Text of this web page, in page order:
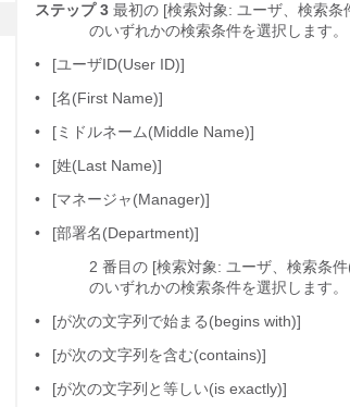
ステップ 3 最初の [検索対象: ユーザ、検索
のいずれかの検索条件を選択します。
•
[ユーザID(User ID)]
•
[名(First Name)]
•
[ミドルネーム(Middle Name)]
•
[姓(Last Name)]
•
[マネージャ(Manager)]
•
[部署名(Department)]
2 番目の [検索対象: ユーザ、検索条
のいずれかの検索条件を選択します。
•
[が次の文字列で始まる(begins with)]
•
[が次の文字列を含む(contains)]
•
[が次の文字列と等しい(is exactly)]